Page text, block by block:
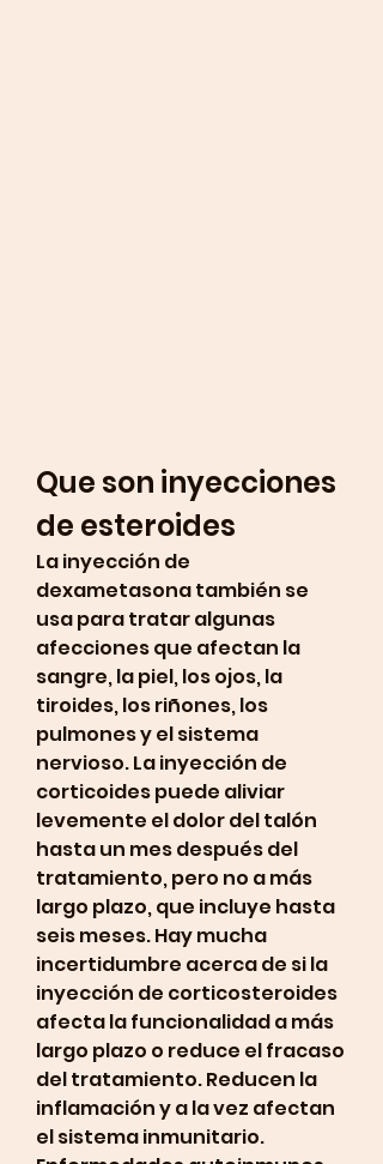
Que son inyecciones
de esteroides
La inyección de
dexametasona también se
usa para tratar algunas
afecciones que afectan la
sangre, la piel, los ojos, la
tiroides, los riñones, los
pulmones y el sistema
nervioso. La inyección de
corticoides puede aliviar
levemente el dolor del talón
hasta un mes después del
tratamiento, pero no a más
largo plazo, que incluye hasta
seis meses. Hay mucha
incertidumbre acerca de si la
inyección de corticosteroides
afecta la funcionalidad a más
largo plazo o reduce el fracaso
del tratamiento. Reducen la
inflamación y a la vez afectan
el sistema inmunitario.